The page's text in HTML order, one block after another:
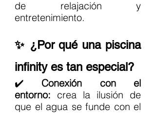
de relajación y
entretenimiento.
✨ ¿Por qué una piscina
infinity es tan especial?
✔️ Conexión con el
entorno: crea la ilusión de
que el agua se funde con el